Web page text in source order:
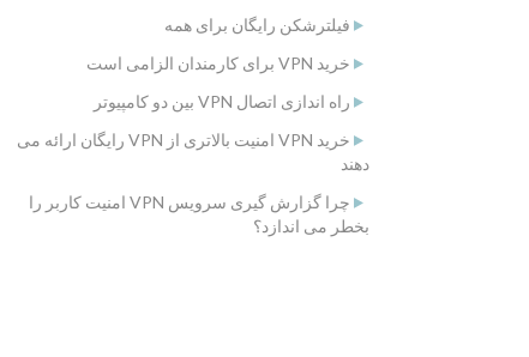
فیلترشکن رایگان برای همه
خرید VPN برای کارمندان الزامی است
راه اندازی اتصال VPN بین دو کامپیوتر
خرید VPN امنیت بالاتری از VPN رایگان ارائه می
دهند
چرا گزارش گیری سرویس VPN امنیت کاربر را
بخطر می اندازد؟